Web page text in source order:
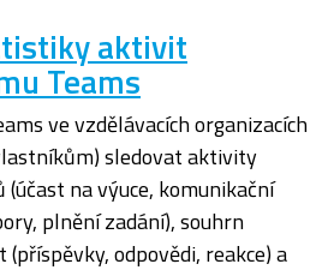
aktivit
Teams
ve vzdělávacích organizacích
sledovat aktivity
na výuce, komunikační
plnění zadání), souhrn
odpovědi, reakce) a